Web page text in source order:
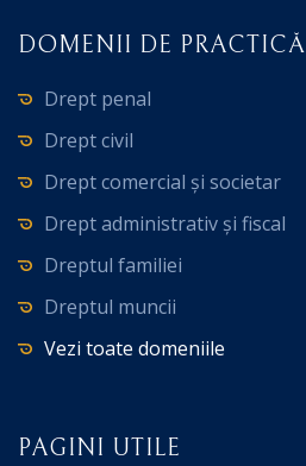
DOMENII DE PRACTICĂ
Drept penal
Drept civil
Drept comercial și societar
Drept administrativ și fiscal
Dreptul familiei
Dreptul muncii
Vezi toate domeniile
PAGINI UTILE